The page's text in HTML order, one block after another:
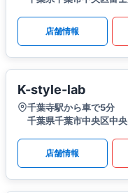
店舗情報
K-style-lab
千葉寺駅から車で5分
千葉県千葉市中央区中
店舗情報